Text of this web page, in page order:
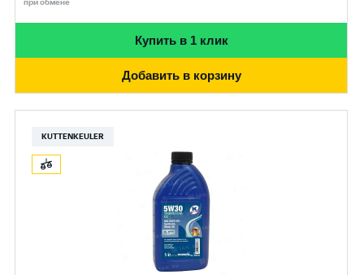
Купить в 1 клик
Добавить в корзину
KUTTENKEULER